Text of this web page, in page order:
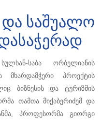
და საშუალო
საბა ორბელიანის
მხარდამჭერი პროექტის
ბიზნესის და ტურიზმის
თამთა მიქაბერიძემ და
პროფესორმა გიორგი